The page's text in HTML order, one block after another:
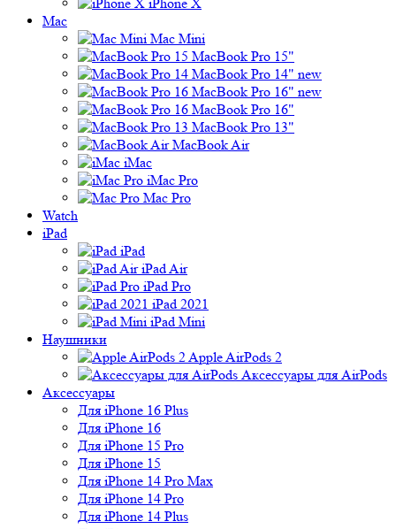
Mac
Mac Mini
MacBook Pro 15"
MacBook Pro 14" new
MacBook Pro 16" new
MacBook Pro 16"
MacBook Pro 13"
MacBook Air
iMac
iMac Pro
Mac Pro
Watch
iPad
iPad
iPad Air
iPad Pro
iPad 2021
iPad Mini
Наушники
Apple AirPods 2
Аксессуары для AirPods
Аксессуары
Для iPhone 16 Plus
Для iPhone 16
Для iPhone 15 Pro
Для iPhone 15
Для iPhone 14 Pro Max
Для iPhone 14 Pro
Для iPhone 14 Plus